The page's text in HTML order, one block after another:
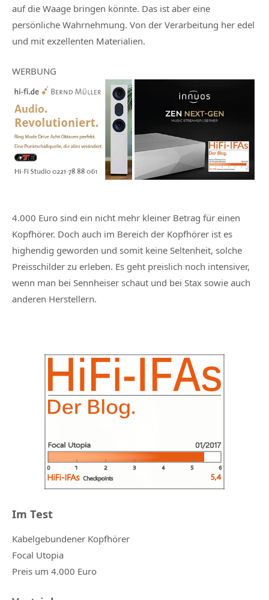
auf die Waage bringen könnte. Das ist aber eine
persönliche Wahrnehmung. Von der Verarbeitung her edel
und mit exzellenten Materialien.
WERBUNG
4.000 Euro sind ein nicht mehr kleiner Betrag für einen
Kopfhörer. Doch auch im Bereich der Kopfhörer ist es
highendig geworden und somit keine Seltenheit, solche
Preisschilder zu erleben. Es geht preislich noch intensiver,
wenn man bei Sennheiser schaut und bei Stax sowie auch
anderen Herstellern.
Im Test
Kabelgebundener Kopfhörer
Focal Utopia
Preis um 4.000 Euro